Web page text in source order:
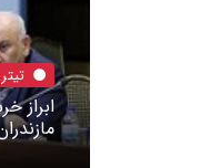
ابراز